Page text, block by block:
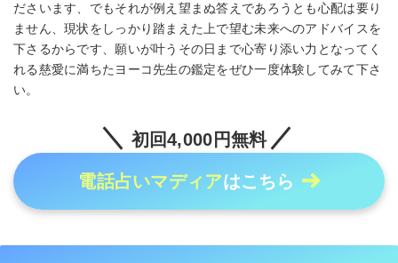
ださいます、でもそれが例え望まぬ答えであろうとも心配は要り
ません、現状をしっかり踏まえた上で望む未来へのアドバイスを
下さるからです、願いが叶うその日まで心寄り添い力となってく
れる慈愛に満ちたヨーコ先生の鑑定をぜひ一度体験してみて下さ
い。
初回4,000円無料
電話占いマディアはこちら